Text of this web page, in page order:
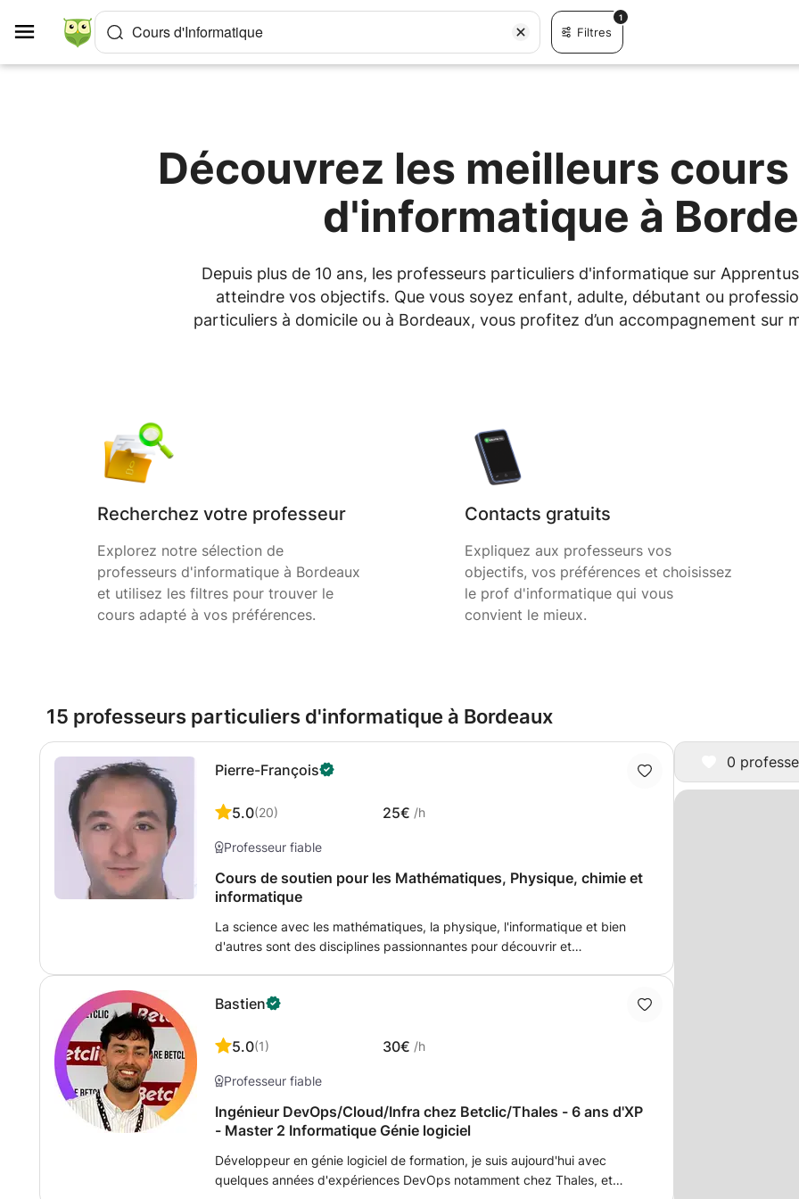
Cours d'Informatique Filtres
1
Découvrez les meilleurs
d'informatique à
Depuis plus de 10 ans, les professeurs particuliers d'informatique sur
atteindre vos objectifs. Que vous soyez enfant, adulte, débutant ou
particuliers à domicile ou à Bordeaux, vous profitez d’un accompagnement sur
Recherchez votre professeur
Explorez notre sélection de
professeurs d'informatique à Bordeaux
et utilisez les filtres pour trouver le
cours adapté à vos préférences.
Contacts gratuits
Expliquez aux professeurs vos
objectifs, vos préférences et choisissez
le prof d'informatique qui vous
convient le mieux.
0
15 professeurs particuliers d'informatique à Bordeaux
Pierre-François
5.0(20) 25€ /h
Professeur fiable
Cours de soutien pour les Mathématiques, Physique, chimie et
informatique
La science avec les mathématiques, la physique, l'informatique et bien
d'autres sont des disciplines passionnantes pour découvrir et
les devoirs, en apportant de nouvelles notions. Je répondrais aux
pour l'oral et l'écrit. Fort d'une expérience de 5 ans, mes cours sont
approche pédagogie et individualisée. Mon objectif est d'apporter une
aide à l'élève, il s'agit d'un appoint à son cursus scolaire. Il est inutile de
surcharger en devoir. A bientôt, Pierre-François.
Bastien
5.0(1) 30€ /h
Professeur fiable
Ingénieur DevOps/Cloud/Infra chez Betclic/Thales - 6 ans d'XP
- Master 2 Informatique Génie logiciel
Développeur en génie logiciel de formation, je suis aujourd'hui avec
quelques années d'expériences DevOps notamment chez Thales, et